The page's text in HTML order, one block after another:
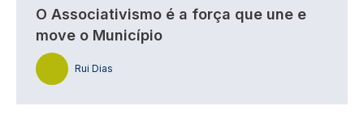
O Associativismo é a força que une e
move o Município
Rui Dias